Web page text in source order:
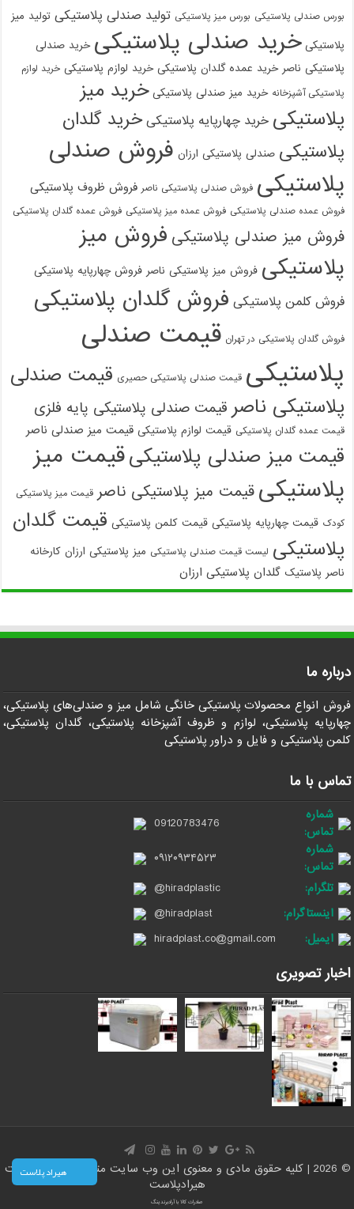
بورس صندلی پلاستیکی بورس میز پلاستیکی تولید صندلی پلاستیکی تولید میز
پلاستیکی خرید صندلی پلاستیکی خرید صندلی
پلاستیکی ناصر خرید عمده گلدان پلاستیکی خرید لوازم پلاستیکی خرید لوازم
پلاستیکی آشپزخانه خرید میز صندلی پلاستیکی خرید میز
پلاستیکی خرید چهارپایه پلاستیکی خرید گلدان
پلاستیکی صندلی پلاستیکی ارزان فروش صندلی
پلاستیکی فروش صندلی پلاستیکی ناصر فروش ظروف پلاستیکی
فروش عمده صندلی پلاستیکی فروش عمده میز پلاستیکی فروش عمده گلدان پلاستیکی
فروش میز صندلی پلاستیکی فروش میز
پلاستیکی فروش میز پلاستیکی ناصر فروش چهارپایه پلاستیکی
فروش کلمن پلاستیکی فروش گلدان پلاستیکی
فروش گلدان پلاستیکی در تهران قیمت صندلی
پلاستیکی قیمت صندلی پلاستیکی حصیری قیمت صندلی
پلاستیکی ناصر قیمت صندلی پلاستیکی پایه فلزی
قیمت عمده گلدان پلاستیکی قیمت لوازم پلاستیکی قیمت میز صندلی ناصر
قیمت میز صندلی پلاستیکیقیمت میز
پلاستیکی قیمت میز پلاستیکی ناصر قیمت میز پلاستیکی
کودک قیمت چهارپایه پلاستیکی قیمت کلمن پلاستیکی قیمت گلدان
پلاستیکی لیست قیمت صندلی پلاستیکی میز پلاستیکی ارزان کارخانه
ناصر پلاستیک گلدان پلاستیکی ارزان
درباره ما
فروش انواع محصولات پلاستیکی خانگی شامل میز و صندلی‌های پلاستیکی،
چهارپایه پلاستیکی، لوازم و ظروف آشپزخانه پلاستیکی، گلدان پلاستیکی،
کلمن پلاستیکی و فایل و دراور پلاستیکی
تماس با ما
شماره
تماس:
09120783476
شماره
تماس:
۰۹۱۲۰۹۳۴۵۲۳
تلگرام:
@hiradplastic
اینستاگرام:
@hiradplast
ایمیل:
hiradplast.co@gmail.com
اخبار تصویری
© 2026 | کلیه حقوق مادی و معنوی این وب سایت متعلق است به سایت
هیرادپلاست
صادرات کالا با آرادبرندینگ
هیراد پلاست